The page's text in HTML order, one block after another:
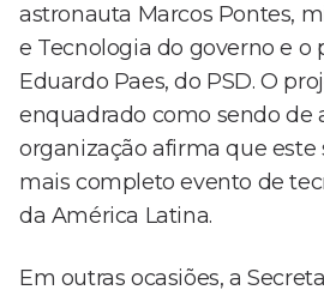
astronauta Marcos Pontes,
e Tecnologia do governo e o
Eduardo Paes, do PSD. O
enquadrado como sendo de
organização afirma que este
mais completo evento de
da América Latina.
Em outras ocasiões, a